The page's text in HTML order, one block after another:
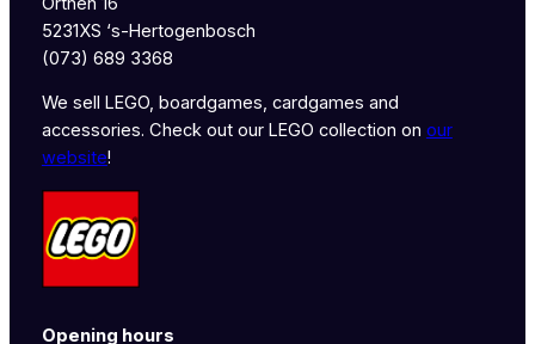
5231XS ‘s-Hertogenbosch
(073) 689 3368
We sell LEGO, boardgames, cardgames and
accessories. Check out our LEGO collection on our
website!
Opening hours